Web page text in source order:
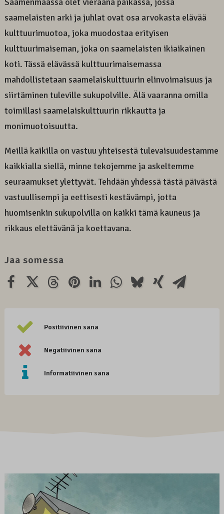
saamelaisten arki ja juhlat ovat osa arvokasta elävää
kulttuurimuotoa, joka muodostaa erityisen
kulttuurimaiseman, joka on saamelaisten ikiaikainen
koti. Tässä elävässä kulttuurimaisemassa
mahdollistetaan saamelaiskulttuurin elinvoimaisuus ja
siirtäminen tuleville sukupolville. Älä vaaranna omilla
toimillasi saamelaiskulttuurin rikkautta ja
monimuotoisuutta.
Meillä kaikilla on vastuu yhteisestä tulevaisuudestamme
kaikkialla siellä, minne tekojemme ja askeltemme
seuraamukset ylettyvät. Tehdään yhdessä tästä päivästä
vastuullisempi ja eettisesti kestävämpi, jotta
huomisenkin sukupolvilla on kaikki tämä kauneus ja
rikkaus elettävänä ja koettavana.
Jaa somessa
Positiivinen sana
Negatiivinen sana
Informatiivinen sana